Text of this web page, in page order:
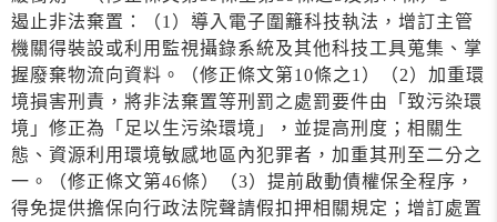
遏止非法棄置：（1）導入電子圍籬科技執法，增訂主管
機關得裝設或利用監視攝錄系統及其他科技工具蒐集、掌
握廢棄物流向資料。（修正條文第10條之1）（2）加重環
境損害刑責，將非法棄置等刑罰之處罰要件由「致污染環
境」修正為「足以生污染環境」，並提高刑度；相關生
態、資源利用環境敏感地區內犯罪者，加重其刑至二分之
一。（修正條文第46條）（3）提前啟動債權保全程序，
得免提供擔保向行政法院聲請假扣押相關規定；增訂處置